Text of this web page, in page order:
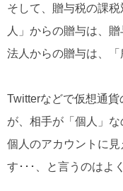
そして、贈与税の課
人」からの贈与は、
法人からの贈与は、「
Twitterなどで仮想通
が、相手が「個人」な
個人のアカウントに
す･･･、と言うのはよ